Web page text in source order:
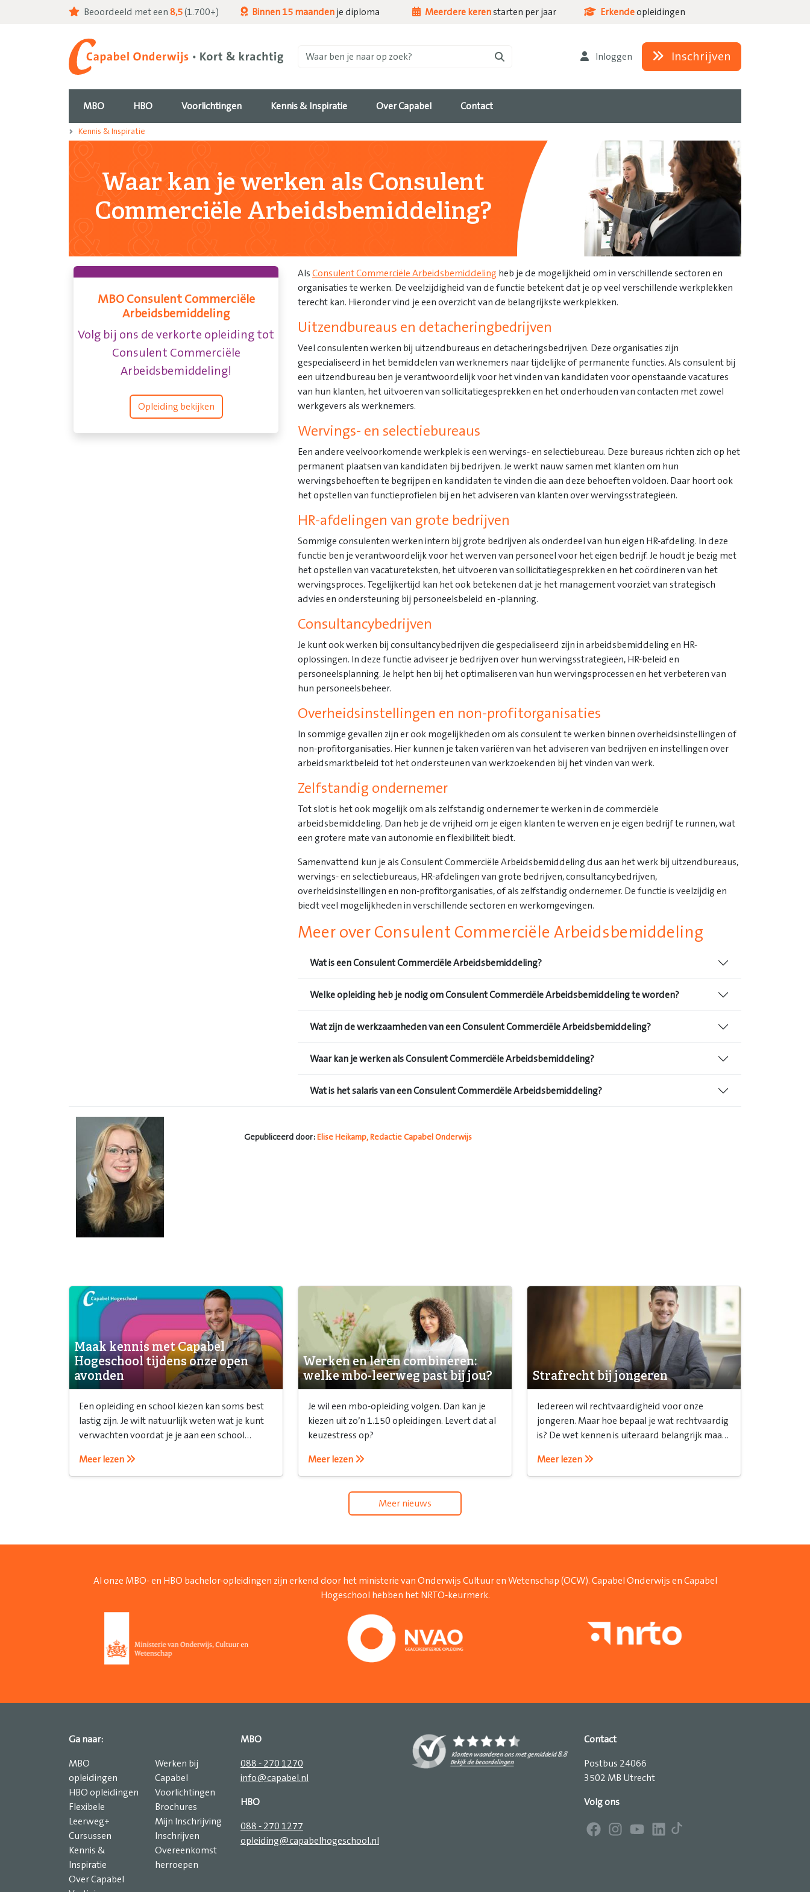
Waar ben je naar op zoek? Inloggen Inschrijven
MBO HBO Voorlichtingen Kennis & Inspiratie Over Capabel Contact
Beoordeeld met een 8,5(1.700+) Binnen 15 maanden je diploma Meerdere kerenstarten per jaar Erkendeopleidingen
Kennis & Inspiratie
Waar kan je werken als Consulent
Commerciële Arbeidsbemiddeling?
MBO Consulent Commerciële
Arbeidsbemiddeling
Volg bij ons de verkorte opleiding tot
Consulent Commerciële
Arbeidsbemiddeling!
Opleiding bekijken
Als Consulent Commerciële Arbeidsbemiddeling heb je de mogelijkheid om in verschillende sectoren en
organisaties te werken. De veelzijdigheid van de functie betekent dat je op veel verschillende werkplekken
terecht kan. Hieronder vind je een overzicht van de belangrijkste werkplekken.
Uitzendbureaus en detacheringbedrijven
Veel consulenten werken bij uitzendbureaus en detacheringsbedrijven. Deze organisaties zijn
gespecialiseerd in het bemiddelen van werknemers naar tijdelijke of permanente functies. Als consulent bij
een uitzendbureau ben je verantwoordelijk voor het vinden van kandidaten voor openstaande vacatures
van hun klanten, het uitvoeren van sollicitatiegesprekken en het onderhouden van contacten met zowel
werkgevers als werknemers.
Wervings- en selectiebureaus
Een andere veelvoorkomende werkplek is een wervings- en selectiebureau. Deze bureaus richten zich op het
permanent plaatsen van kandidaten bij bedrijven. Je werkt nauw samen met klanten om hun
wervingsbehoeften te begrijpen en kandidaten te vinden die aan deze behoeften voldoen. Daar hoort ook
het opstellen van functieprofielen bij en het adviseren van klanten over wervingsstrategieën.
HR-afdelingen van grote bedrijven
Sommige consulenten werken intern bij grote bedrijven als onderdeel van hun eigen HR-afdeling. In deze
functie ben je verantwoordelijk voor het werven van personeel voor het eigen bedrijf. Je houdt je bezig met
het opstellen van vacatureteksten, het uitvoeren van sollicitatiegesprekken en het coördineren van het
wervingsproces. Tegelijkertijd kan het ook betekenen dat je het management voorziet van strategisch
advies en ondersteuning bij personeelsbeleid en -planning.
Consultancybedrijven
Je kunt ook werken bij consultancybedrijven die gespecialiseerd zijn in arbeidsbemiddeling en HR-
oplossingen. In deze functie adviseer je bedrijven over hun wervingsstrategieën, HR-beleid en
personeelsplanning. Je helpt hen bij het optimaliseren van hun wervingsprocessen en het verbeteren van
hun personeelsbeheer.
Overheidsinstellingen en non-profitorganisaties
In sommige gevallen zijn er ook mogelijkheden om als consulent te werken binnen overheidsinstellingen of
non-profitorganisaties. Hier kunnen je taken variëren van het adviseren van bedrijven en instellingen over
arbeidsmarktbeleid tot het ondersteunen van werkzoekenden bij het vinden van werk.
Zelfstandig ondernemer
Tot slot is het ook mogelijk om als zelfstandig ondernemer te werken in de commerciële
arbeidsbemiddeling. Dan heb je de vrijheid om je eigen klanten te werven en je eigen bedrijf te runnen, wat
een grotere mate van autonomie en flexibiliteit biedt.
Samenvattend kun je als Consulent Commerciële Arbeidsbemiddeling dus aan het werk bij uitzendbureaus,
wervings- en selectiebureaus, HR-afdelingen van grote bedrijven, consultancybedrijven,
overheidsinstellingen en non-profitorganisaties, of als zelfstandig ondernemer. De functie is veelzijdig en
biedt veel mogelijkheden in verschillende sectoren en werkomgevingen.
Meer over Consulent Commerciële Arbeidsbemiddeling
Wat is een Consulent Commerciële Arbeidsbemiddeling?
Welke opleiding heb je nodig om Consulent Commerciële Arbeidsbemiddeling te worden?
Wat zijn de werkzaamheden van een Consulent Commerciële Arbeidsbemiddeling?
Waar kan je werken als Consulent Commerciële Arbeidsbemiddeling?
Wat is het salaris van een Consulent Commerciële Arbeidsbemiddeling?
Gepubliceerd door: Elise Heikamp, Redactie Capabel Onderwijs
Maak kennis met Capabel
Hogeschool tijdens onze open
avonden
Een opleiding en school kiezen kan soms best
lastig zijn. Je wilt natuurlijk weten wat je kunt
verwachten voordat je je aan een school
Meer lezen
Werken en leren combineren:
welke mbo-leerweg past bij jou?
Je wil een mbo-opleiding volgen. Dan kan je
kiezen uit zo’n 1.150 opleidingen. Levert dat al
keuzestress op?
Meer lezen
Strafrecht bij jongeren
Iedereen wil rechtvaardigheid voor onze
jongeren. Maar hoe bepaal je wat rechtvaardig
is? De wet kennen is uiteraard belangrijk maar
recht inzet.
Meer lezen
Meer nieuws
Al onze MBO- en HBO bachelor-opleidingen zijn erkend door het ministerie van Onderwijs Cultuur en Wetenschap (OCW). Capabel Onderwijs en Capabel
Hogeschool hebben het NRTO-keurmerk.
Ga naar:
MBO
opleidingen
HBO opleidingen
Flexibele
Leerweg+
Cursussen
Kennis &
Inspiratie
Over Capabel
Werken bij
Capabel
Voorlichtingen
Brochures
Mijn Inschrijving
Inschrijven
Overeenkomst
herroepen
MBO
088 - 270 1270
info@capabel.nl
HBO
088 - 270 1277
opleiding@capabelhogeschool.nl
Contact
Postbus 24066
3502 MB Utrecht
Volg ons